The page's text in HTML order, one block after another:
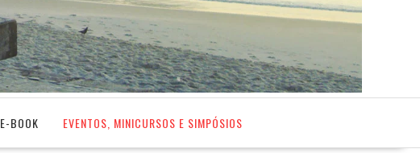
E-BOOK EVENTOS, MINICURSOS E SIMPÓSIOS